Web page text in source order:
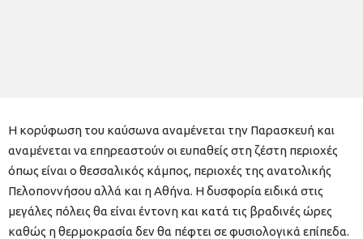
Η κορύφωση του καύσωνα αναμένεται την Παρασκευή και
αναμένεται να επηρεαστούν οι ευπαθείς στη ζέστη περιοχές
όπως είναι ο θεσσαλικός κάμπος, περιοχές της ανατολικής
Πελοποννήσου αλλά και η Αθήνα. Η δυσφορία ειδικά στις
μεγάλες πόλεις θα είναι έντονη και κατά τις βραδινές ώρες
καθώς η θερμοκρασία δεν θα πέφτει σε φυσιολογικά επίπεδα.